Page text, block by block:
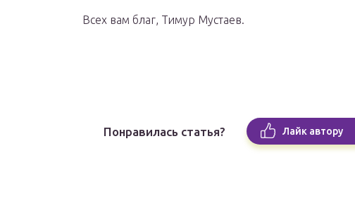
Всех вам благ, Тимур Мустаев.
Понравилась статья? Лайк автору